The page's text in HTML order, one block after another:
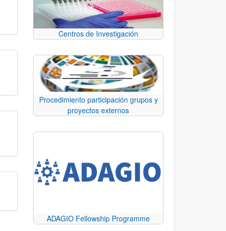
Centros de Investigación
Procedimiento participación grupos y
proyectos externos
ADAGIO Fellowship Programme